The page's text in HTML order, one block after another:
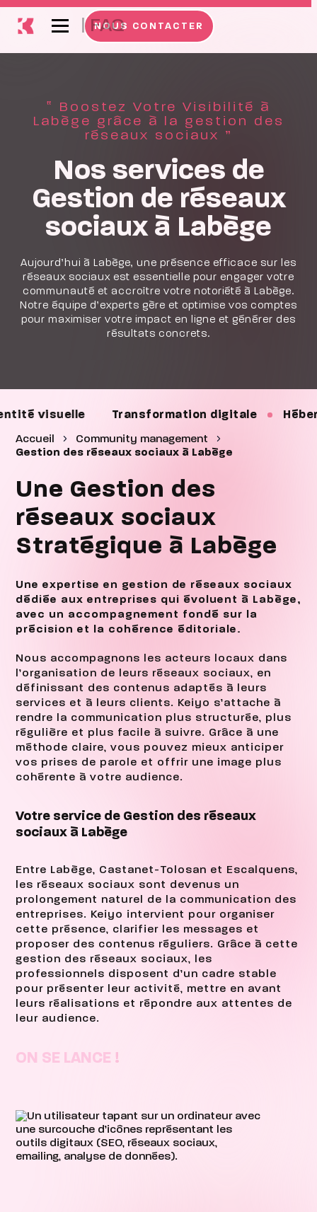
|FAQ
NOUS CONTACTER
‟ Boostez Votre Visibilité à
Labège grâce à la gestion des
réseaux sociaux ”
Nos services de
Gestion de réseaux
sociaux à Labège
Aujourd’hui à Labège, une présence efficace sur les
réseaux sociaux est essentielle pour engager votre
communauté et accroître votre notoriété à Labège.
Notre équipe d’experts gère et optimise vos comptes
pour maximiser votre impact en ligne et générer des
résultats concrets.
Transformation digitale Hébergement
Accueil
Community management
Gestion des réseaux sociaux à Labège
Une Gestion des
réseaux sociaux
Stratégique à Labège
Une expertise en gestion de réseaux sociaux
dédiée aux entreprises qui évoluent à Labège,
avec un accompagnement fondé sur la
précision et la cohérence éditoriale.
Nous accompagnons les acteurs locaux dans
l’organisation de leurs réseaux sociaux, en
définissant des contenus adaptés à leurs
services et à leurs clients. Keiyo s’attache à
rendre la communication plus structurée, plus
régulière et plus facile à suivre. Grâce à une
méthode claire, vous pouvez mieux anticiper
vos prises de parole et offrir une image plus
cohérente à votre audience.
Votre service de Gestion des réseaux
sociaux à Labège
Entre Labège, Castanet-Tolosan et Escalquens,
les réseaux sociaux sont devenus un
prolongement naturel de la communication des
entreprises. Keiyo intervient pour organiser
cette présence, clarifier les messages et
proposer des contenus réguliers. Grâce à cette
gestion des réseaux sociaux, les
professionnels disposent d’un cadre stable
pour présenter leur activité, mettre en avant
leurs réalisations et répondre aux attentes de
leur audience.
ON SE LANCE !